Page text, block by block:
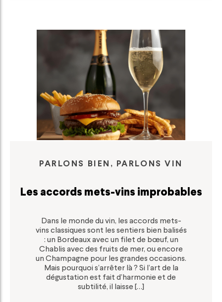
PARLONS BIEN, PARLONS VIN
Les accords mets-vins improbables
Dans le monde du vin, les accords mets-
vins classiques sont les sentiers bien balisés
: un Bordeaux avec un filet de bœuf, un
Chablis avec des fruits de mer, ou encore
un Champagne pour les grandes occasions.
Mais pourquoi s’arrêter là ? Si l’art de la
dégustation est fait d’harmonie et de
subtilité, il laisse […]